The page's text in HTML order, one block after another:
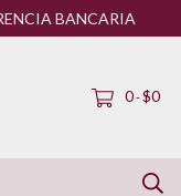
BANCARIA
0-$0